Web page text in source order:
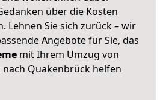
über die Kosten
Lehnen Sie sich zurück – wir
Angebote für Sie, das
mit Ihrem Umzug von
nach Quakenbrück helfen